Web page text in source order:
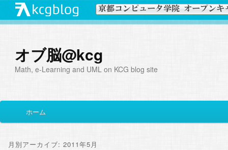
オブ脳@kcg
Math, e-Learning and UML on KCG blog site
イ
メ
サ
ホーム
月別アーカイブ:2011年5月